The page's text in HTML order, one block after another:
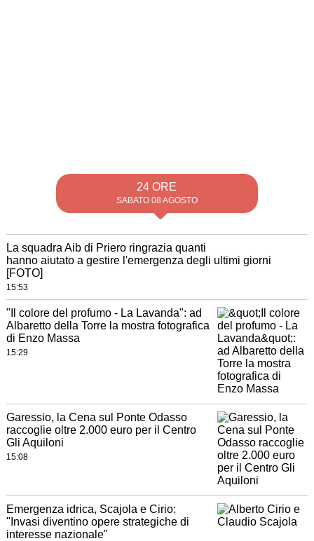
24 ORE
SABATO 08 AGOSTO
La squadra Aib di Priero ringrazia quanti
hanno aiutato a gestire l'emergenza degli ultimi giorni
[FOTO]
15:53
"Il colore del profumo - La Lavanda": ad
Albaretto della Torre la mostra fotografica
di Enzo Massa
15:29
Garessio, la Cena sul Ponte Odasso
raccoglie oltre 2.000 euro per il Centro
Gli Aquiloni
15:08
Emergenza idrica, Scajola e Cirio:
"Invasi diventino opere strategiche di
interesse nazionale"